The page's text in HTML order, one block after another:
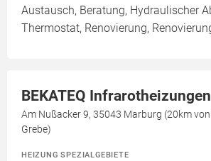
Austausch, Beratung, Hydraulischer
Thermostat, Renovierung,
BEKATEQ Infrarotheizungen
Am Nußacker 9, 35043 Marburg (20km
Grebe)
HEIZUNG SPEZIALGEBIETE